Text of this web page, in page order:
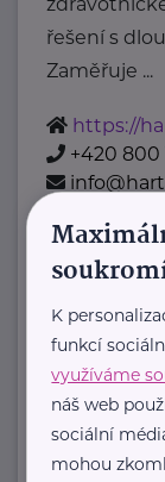
řešení s
Zaměřuje ...
https://
+420 800
K
funkcí
využíváme
náš web
sociální
mohou